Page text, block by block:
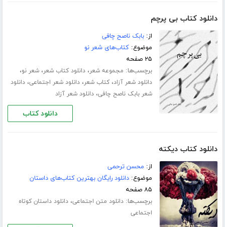
دانلود کتاب بی پرچم
از:بابک ناصح چافی
موضوع:کتاب‌های شعر نو
۲۵ صفحه
برچسب‌ها: مجموعه شعر،دانلود کتاب شعر،شعر نو،
دانلود شعر آزاد،کتاب شعر،دانلود شعر اجتماعی،دانلود
شعر بابک ناصح چافی،دانلود شعر آزاد
دانلود کتاب
دانلود کتاب دیکته
از: محسن ترحمی
موضوع:دانلود رایگان بهترین کتاب‌های داستان
۸۵ صفحه
برچسب‌ها:دانلود متن اجتماعی،دانلود داستان کوتاه
اجتماعی